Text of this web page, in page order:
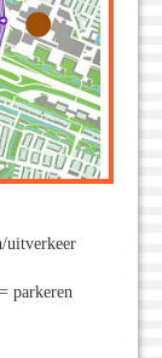
uitverkeer
parkeren